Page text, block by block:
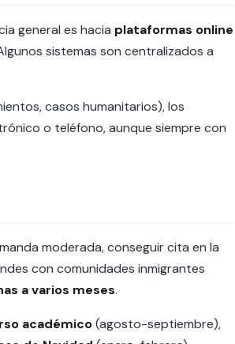
general es hacia plataformas online
sistemas son centralizados a
casos humanitarios), los
o teléfono, aunque siempre con
moderada, conseguir cita en la
con comunidades inmigrantes
a varios meses.
académico(agosto-septiembre),